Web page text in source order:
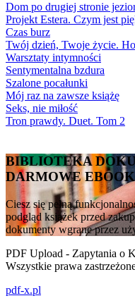
Dom po drugiej stronie
Projekt Estera. Czym jest
Czas burz
Twój dzień, Twoje życie.
Warsztaty intymności
Sentymentalna bzdura
Szalone pocałunki
Mój raz na zawsze książę
Seks, nie miłość
Tron prawdy. Duet. Tom 2
BIBLIOTEKA
DARMOWE
Ciesz się pełną
podgląd książek przed
dokumenty wgrane przez
PDF Upload - Zapytania o
Wszystkie prawa
pdf-x.pl